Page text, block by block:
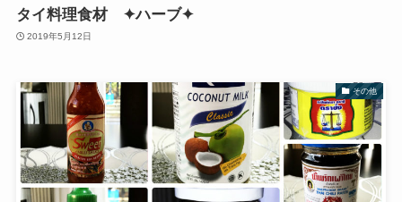
タイ料理食材 ✦ハーブ✦
2019年5月12日
その他